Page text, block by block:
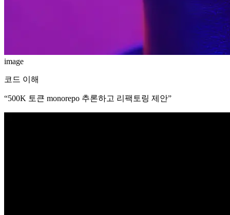
image
코드 이해
“500K 토큰 monorepo 추론하고 리팩토링 제안”